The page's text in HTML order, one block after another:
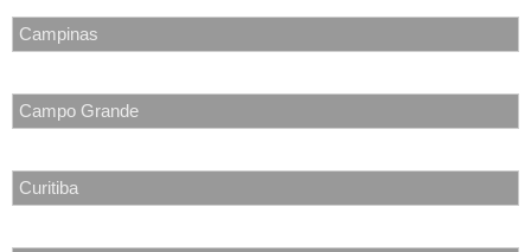
Campinas
Campo Grande
Curitiba